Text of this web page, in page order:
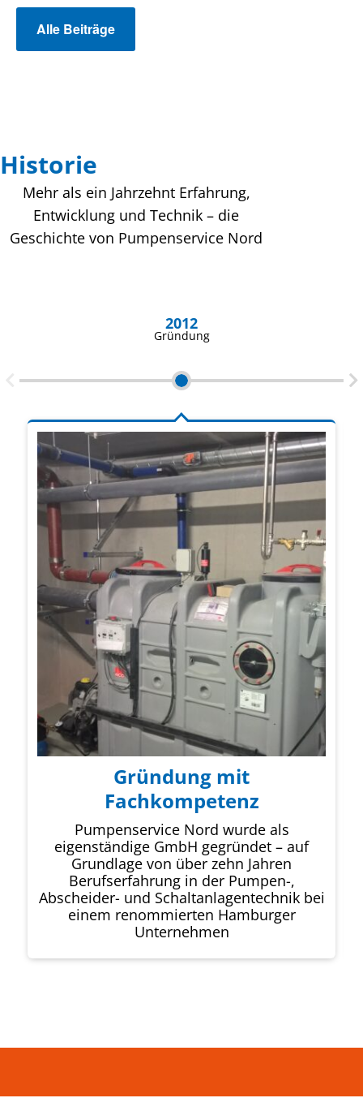
Alle Beiträge
Historie
Mehr als ein Jahrzehnt Erfahrung,
Entwicklung und Technik – die
Geschichte von Pumpenservice Nord
2012
Gründung
Gründung mit
Fachkompetenz
Pumpenservice Nord wurde als
eigenständige GmbH gegründet – auf
Grundlage von über zehn Jahren
Berufserfahrung in der Pumpen-,
Abscheider- und Schaltanlagentechnik bei
einem renommierten Hamburger
Unternehmen